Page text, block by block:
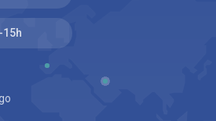
15h